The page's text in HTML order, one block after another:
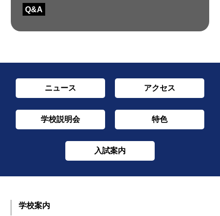
Q&A
ニュース アクセス
学校説明会 特色
入試案内
学校案内